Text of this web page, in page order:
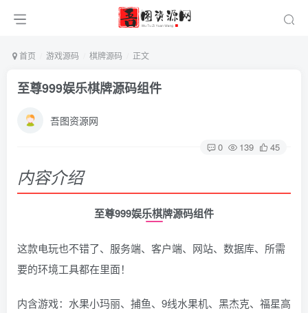
首页 游戏源码 棋牌源码 正文
至尊999娱乐棋牌源码组件
吾图资源网
0 139 45
内容介绍
至尊999娱乐棋牌源码组件
这款电玩也不错了、服务端、客户端、网站、数据库、所需
要的环境工具都在里面！
内含游戏：水果小玛丽、捕鱼、9线水果机、黑杰克、福星高